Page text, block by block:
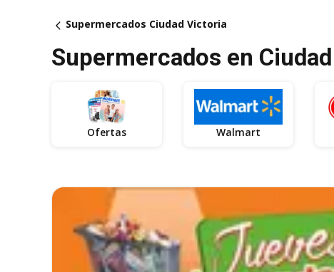
Supermercados Ciudad Victoria
Supermercados en
Ofertas Walmart